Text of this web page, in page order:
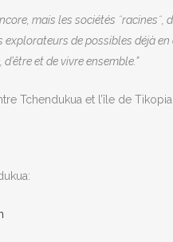
mais les sociétés
explorateurs de possibles déjà
et de vivre ensemble.”
Tchendukua et l’île de